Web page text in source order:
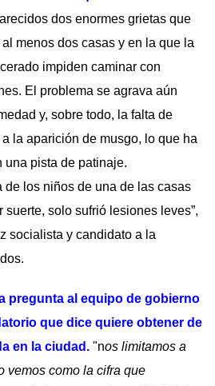
dos enormes grietas que
menos dos casas y en la que la
impiden caminar con
El problema se agrava aún
y, sobre todo, la falta de
la aparición de musgo, lo que ha
una pista de patinaje.
de los niños de una de las casas
suerte, solo sufrió lesiones leves”,
socialista y candidato a la
pregunta al equipo de gobierno
que dice quiere obtener de
en la ciudad. "nos limitamos a
vemos como la cifra que